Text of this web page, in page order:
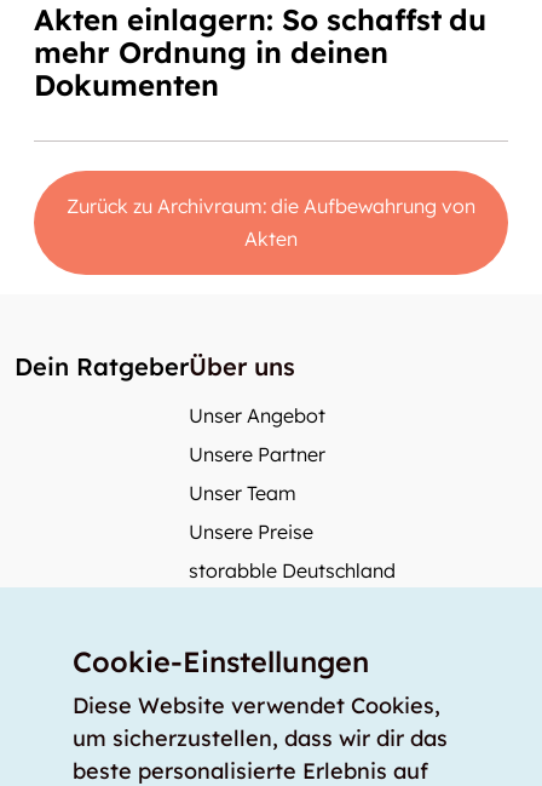
Akten einlagern: So schaffst du
mehr Ordnung in deinen
Dokumenten
Zurück zu Archivraum: die Aufbewahrung von
Akten
Dein RatgeberÜber uns
Unser Angebot
Unsere Partner
Unser Team
Unsere Preise
storabble Deutschland
Mehr über storabble
Medienbeiträge
Wie gross muss ein Lagerraum sein?
Cookie-Einstellungen
Diese Website verwendet Cookies,
um sicherzustellen, dass wir dir das
beste personalisierte Erlebnis auf